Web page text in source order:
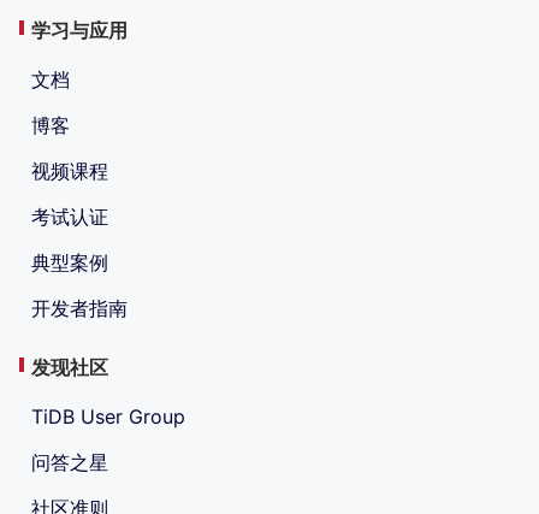
学习与应用
文档
博客
视频课程
考试认证
典型案例
开发者指南
发现社区
TiDB User Group
问答之星
社区准则